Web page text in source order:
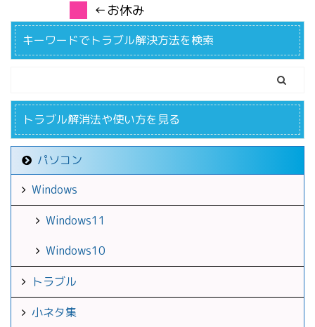
←お休み
キーワードでトラブル解決方法を検索
トラブル解消法や使い方を見る
パソコン
Windows
Windows11
Windows10
トラブル
小ネタ集